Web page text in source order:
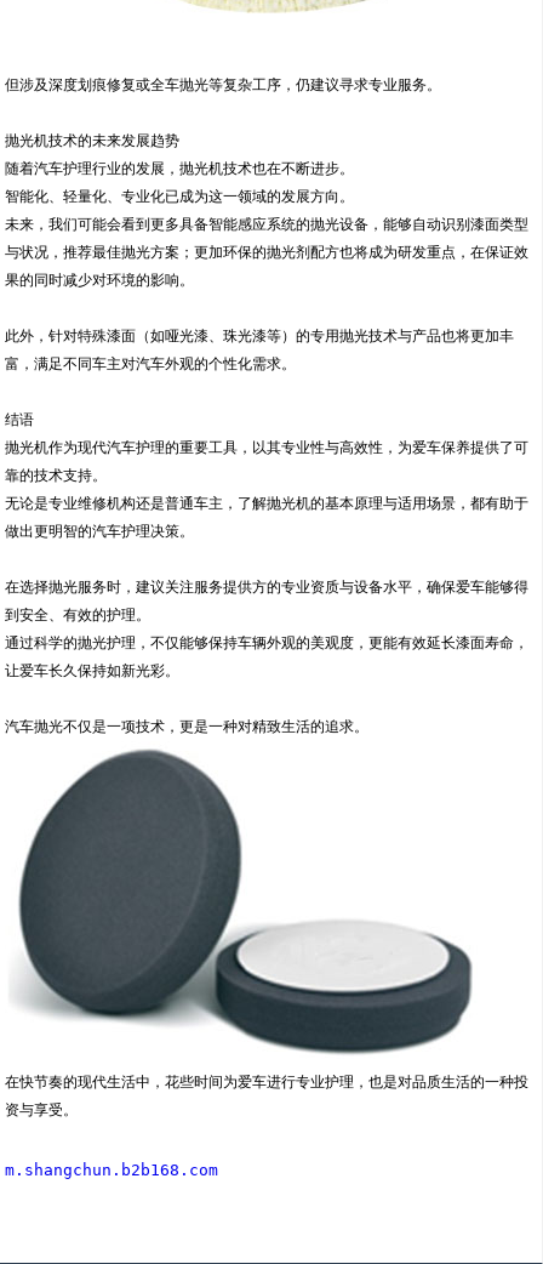
但涉及深度划痕修复或全车抛光等复杂工序，仍建议寻求专业服务。
抛光机技术的未来发展趋势
随着汽车护理行业的发展，抛光机技术也在不断进步。
智能化、轻量化、专业化已成为这一领域的发展方向。
未来，我们可能会看到更多具备智能感应系统的抛光设备，能够自动识别漆面类型
与状况，推荐最佳抛光方案；更加环保的抛光剂配方也将成为研发重点，在保证效
果的同时减少对环境的影响。
此外，针对特殊漆面（如哑光漆、珠光漆等）的专用抛光技术与产品也将更加丰
富，满足不同车主对汽车外观的个性化需求。
结语
抛光机作为现代汽车护理的重要工具，以其专业性与高效性，为爱车保养提供了可
靠的技术支持。
无论是专业维修机构还是普通车主，了解抛光机的基本原理与适用场景，都有助于
做出更明智的汽车护理决策。
在选择抛光服务时，建议关注服务提供方的专业资质与设备水平，确保爱车能够得
到安全、有效的护理。
通过科学的抛光护理，不仅能够保持车辆外观的美观度，更能有效延长漆面寿命，
让爱车长久保持如新光彩。
汽车抛光不仅是一项技术，更是一种对精致生活的追求。
在快节奏的现代生活中，花些时间为爱车进行专业护理，也是对品质生活的一种投
资与享受。
m.shangchun.b2b168.com